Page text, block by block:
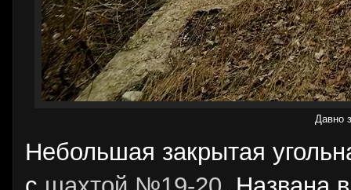
Давно
Небольшая закрытая